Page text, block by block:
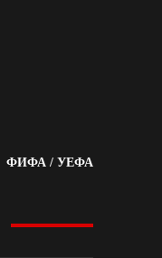
ФИФА / УЕФА